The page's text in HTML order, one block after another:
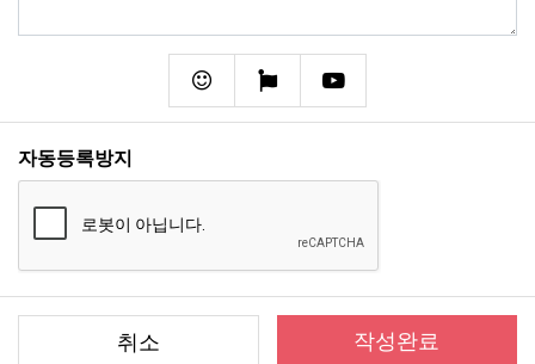
이모티콘폰트어썸동영상
자동등록방지
작성완료
취소